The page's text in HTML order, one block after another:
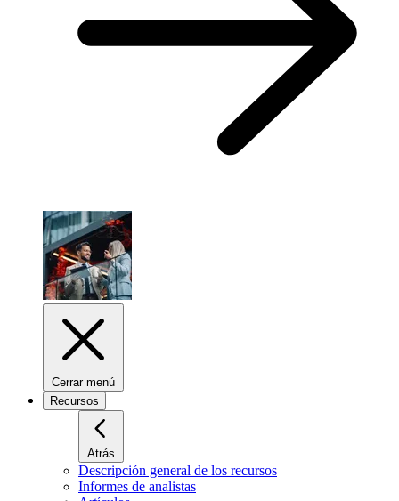
Cerrar menú
Recursos
Atrás
Descripción general de los recursos
Informes de analistas